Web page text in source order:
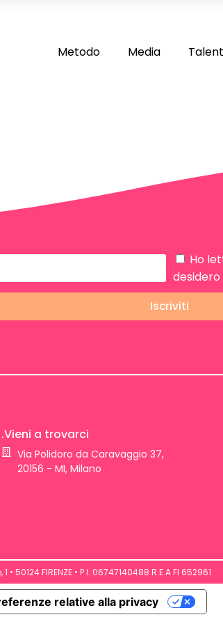
Metodo Media Talent
Ho
Iscriviti
.Vieni a trovarci
Via Polidoro da Caravaggio 37,
20156 - MI, Milano
50124 FIRENZE • P.I. 06747140488 R.E.A FI 652961
relative alla privacy